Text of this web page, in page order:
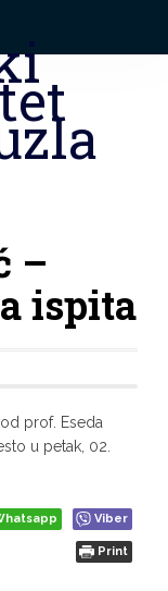
–
ispita
prof. Eseda
u petak, 02.
Viber
Print